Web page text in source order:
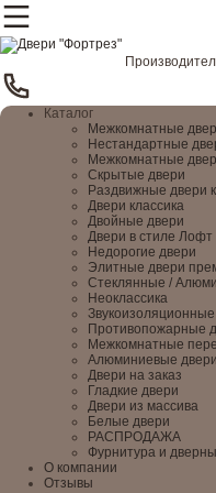
Каталог
Межкомнатные
Нестандартные
Межкомнатные
Скрытые двери
Раздвижные двери
Двери классика
Двойные двери
Двери в стиле Лофт
Недорогие двери
Элитные двери
Стеклянные /
Неоклассика
Противопожарные
Межкомнатные
Алюминиевые двери
Двери на заказ
Гладкие двери
Двери из массива
Белые двери
РАСПРОДАЖА
Фурнитура и
О компании
Отзывы